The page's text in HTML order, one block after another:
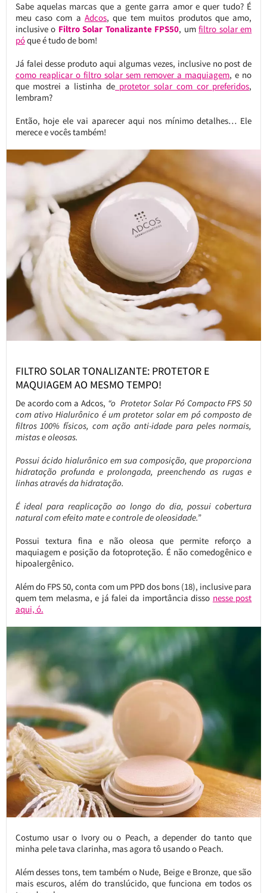
Sabe aquelas marcas que a gente garra amor e quer tudo? É
meu caso com aAdcos, que tem muitos produtos que amo,
inclusive o Filtro Solar Tonalizante FPS50, umfiltro solar em
póque é tudo de bom!
Já falei desse produto aqui algumas vezes, inclusive no post de
como reaplicar o filtro solar sem remover a maquiagem, e no
que mostrei a listinha de protetor solar com cor preferidos,
lembram?
Então, hoje ele vai aparecer aqui nos mínimo detalhes… Ele
merece e vocês também!
FILTRO SOLAR TONALIZANTE: PROTETOR E
MAQUIAGEM AO MESMO TEMPO!
De acordo com a Adcos, “o Protetor Solar Pó Compacto FPS 50
com ativo Hialurônico é um protetor solar em pó composto de
filtros 100% físicos, com ação anti-idade para peles normais,
mistas e oleosas.
Possui ácido hialurônico em sua composição, que proporciona
hidratação profunda e prolongada, preenchendo as rugas e
linhas através da hidratação.
É ideal para reaplicação ao longo do dia, possui cobertura
natural com efeito mate e controle de oleosidade.”
Possui textura fina e não oleosa que permite reforço a
maquiagem e posição da fotoproteção. É não comedogênico e
hipoalergênico.
Além do FPS 50, conta com um PPD dos bons (18), inclusive para
quem tem melasma, e já falei da importância disso nesse post
aqui, ó.
Costumo usar o Ivory ou o Peach, a depender do tanto que
minha pele tava clarinha, mas agora tô usando o Peach.
Além desses tons, tem também o Nude, Beige e Bronze, que são
mais escuros, além do translúcido, que funciona em todos os